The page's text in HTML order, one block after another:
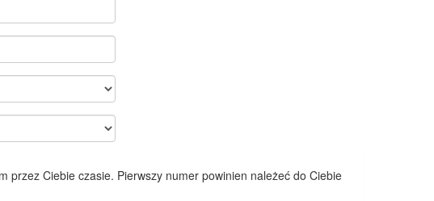
przez Ciebie czasie. Pierwszy numer powinien należeć do Ciebie